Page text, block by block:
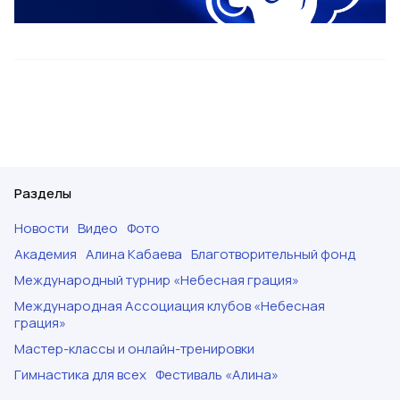
Разделы
Новости Видео Фото
Академия Алина Кабаева Благотворительный фонд
Международный турнир «Небесная грация»
Международная Ассоциация клубов «Небесная
грация»
Мастер-классы и онлайн-тренировки
Гимнастика для всех Фестиваль «Алина»